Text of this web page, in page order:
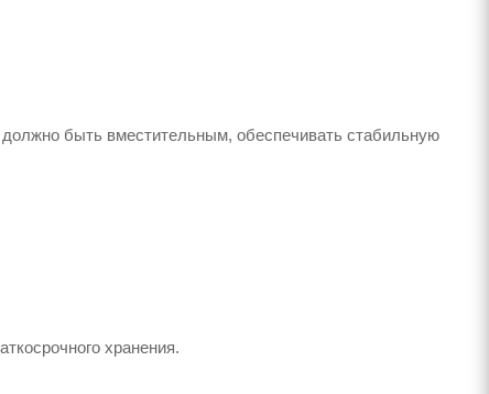
должно быть вместительным, обеспечивать стабильную
хранения.